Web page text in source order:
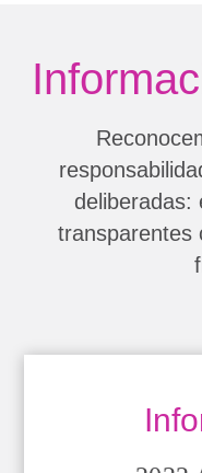
deliberadas:
transparentes